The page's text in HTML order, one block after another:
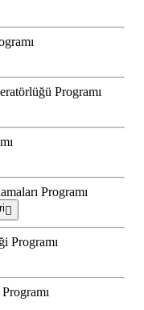
Programı
Programı
Programı